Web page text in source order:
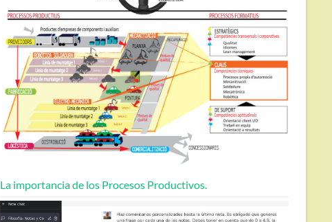
La importancia de los Procesos Productivos.